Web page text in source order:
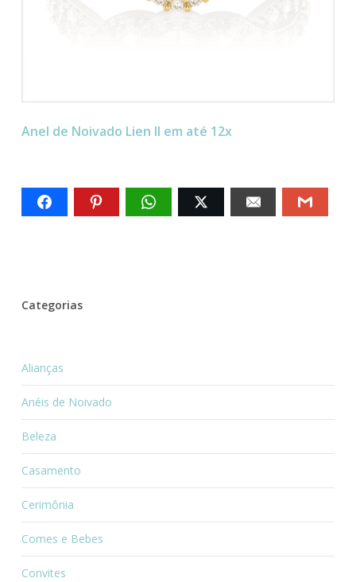
Anel de Noivado Lien II em até 12x
Categorias
Alianças
Anéis de Noivado
Beleza
Casamento
Cerimônia
Comes e Bebes
Convites